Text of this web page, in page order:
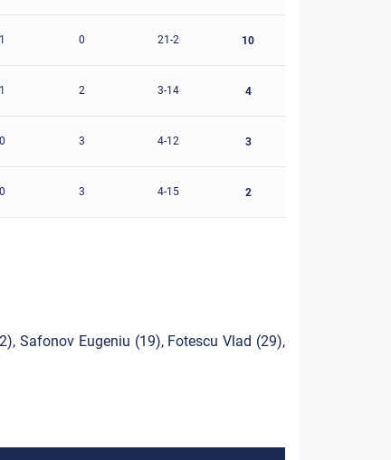
1 0 21-2 10
1 2 3-14 4
0 3 4-12 3
0 3 4-15 2
Safonov Eugeniu (19), Fotescu Vlad (29),